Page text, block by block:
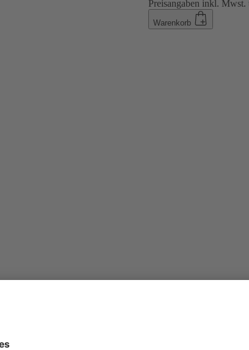
Preisangaben inkl. Mwst.
Warenkorb